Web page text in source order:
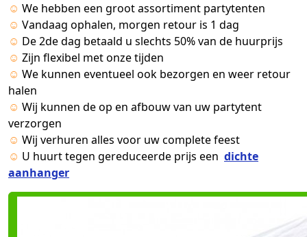
☺ We hebben een groot assortiment partytenten
☺ Vandaag ophalen, morgen retour is 1 dag
☺ De 2de dag betaald u slechts 50% van de huurprijs
☺ Zijn flexibel met onze tijden
☺ We kunnen eventueel ook bezorgen en weer retour
halen
☺ Wij kunnen de op en afbouw van uw partytent
verzorgen
☺ Wij verhuren alles voor uw complete feest
☺ U huurt tegen gereduceerde prijs een dichte
aanhanger